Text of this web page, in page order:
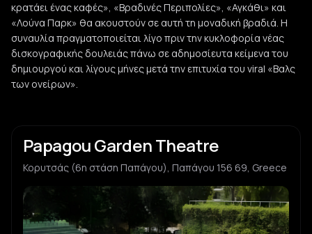
κρατάει ένας καφές», «Βραδινές Περιπολίες», «Αγκάθι» και
«Λούνα Παρκ» θα ακουστούν σε αυτή τη μοναδική βραδιά. Η
συναυλία πραγματοποιείται λίγο πριν την κυκλοφορία νέας
δισκογραφικής δουλειάς πάνω σε αδημοσίευτα κείμενα του
δημιουργού και λίγους μήνες μετά την επιτυχία του viral «Βαλς
των ονείρων».
Papagou Garden Theatre
Κορυτσάς (6η στάση Παπάγου), Παπάγου 156 69, Greece